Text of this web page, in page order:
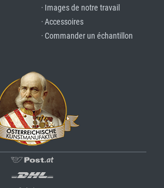
· Images de notre travail
· Accessoires
· Commander un échantillon